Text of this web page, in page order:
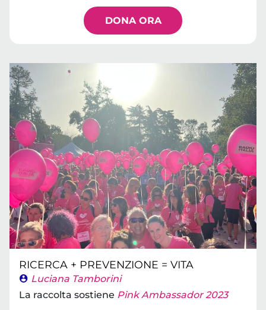
DONA ORA
RICERCA + PREVENZIONE = VITA
Luciana Tamborini
La raccolta sostiene Pink Ambassador 2023